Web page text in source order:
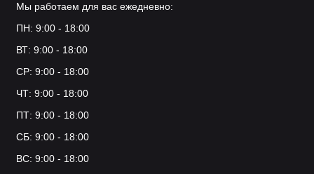
Мы работаем для вас ежедневно:
ПН: 9:00 - 18:00
ВТ: 9:00 - 18:00
СР: 9:00 - 18:00
ЧТ: 9:00 - 18:00
ПТ: 9:00 - 18:00
СБ: 9:00 - 18:00
ВС: 9:00 - 18:00